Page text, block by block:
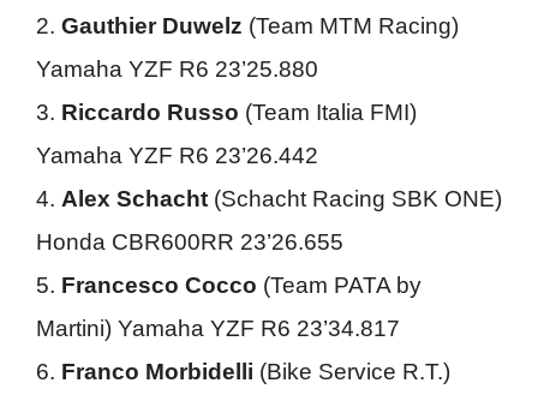
2. Gauthier Duwelz (Team MTM Racing)
Yamaha YZF R6 23’25.880
3. Riccardo Russo (Team Italia FMI)
Yamaha YZF R6 23’26.442
4. Alex Schacht (Schacht Racing SBK ONE)
Honda CBR600RR 23’26.655
5. Francesco Cocco (Team PATA by
Martini) Yamaha YZF R6 23’34.817
6. Franco Morbidelli (Bike Service R.T.)